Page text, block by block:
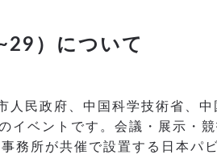
）について
民政府、中国科学技術省、中
ベントです。会議・展示・
務所が共催で設置する日本パ